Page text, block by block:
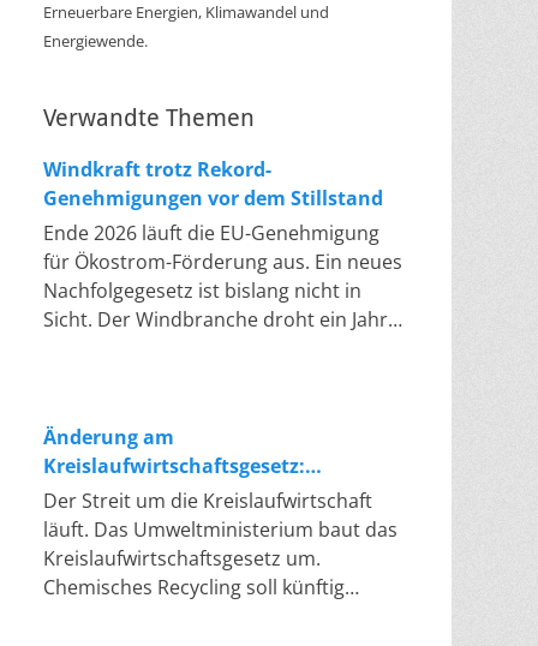
Erneuerbare Energien, Klimawandel und
Energiewende.
Verwandte Themen
Windkraft trotz Rekord-
Genehmigungen vor dem Stillstand
Ende 2026 läuft die EU-Genehmigung
für Ökostrom-Förderung aus. Ein neues
Nachfolgegesetz ist bislang nicht in
Sicht. Der Windbranche droht ein Jahr,
Problem hat die Politik tatsächlich
gelöst, die Verfahren laufen heute
deutlich schneller. Die Halbjahresbilanz
der Branche bestätigt dieses Muster:
So viele Windräder wie nie zuvor
wurden genehmigt, doch im ersten
Halbjahr gingen netto nur rund zwei
Änderung am
Kreislaufwirtschaftsgesetz:
Chemisches Recycling soll Lücke
füllen
Der Streit um die Kreislaufwirtschaft
läuft. Das Umweltministerium baut das
Kreislaufwirtschaftsgesetz um.
Chemisches Recycling soll künftig